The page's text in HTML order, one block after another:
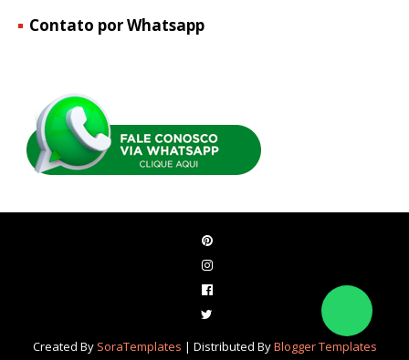
Contato por Whatsapp
Created By SoraTemplates | Distributed ByBlogger Templates